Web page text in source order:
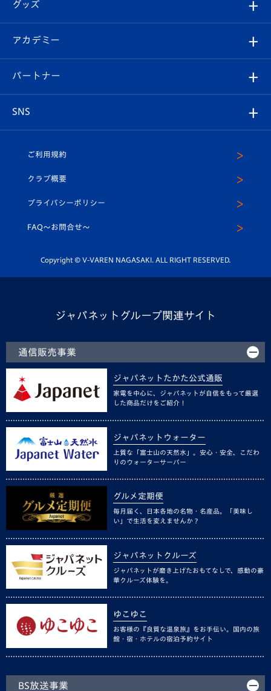
チケット
イベント
メディア
ホームタウン
スタッフプロフィール
マスコット紹介
平和祈念活動
ホームタウン活動
Revive Team
ヴィヴィくんの長崎おもてなしガイド
フォトギャラリー
スタジアムグルメ
V-LOVERS（ファンクラブ）
プレイヤーズスイート
グッズ
オンラインショップ
店舗情報
アカデミー
育成からのお知らせ
U-18
スクール
パートナー
SNS
ヴィヴィくんインスタグラム
公式LINE＠
ご利用規約
クラブ概要
プライバシーポリシー
FAQ〜お問合せ〜
Copyright © V-VAREN NAGASAKI. ALL RIGHT RESERVED.
ジャパネットグループ関連サイト
通信販売事業
ジャパネットたかた公式通販
家電を中心に、ジャパネットが自信をもって厳選
した商品だけをご紹介！
ジャパネットウォーター
上質な「富士山の天然水」。安心・安全、こだわ
りのウォーターサーバー
グルメ定期便
毎月届く、日本各地の名物・名産品。「美味し
い」で生活を変えませんか？
ジャパネットクルーズ
ジャパネットが磨き上げたおもてなしで、感動の豪
華クルーズ体験を。
ゆこゆこ
お客様の『良質な温泉旅』をお手伝い。国内の旅
館・宿・ホテルの宿泊予約サイト
BS放送事業